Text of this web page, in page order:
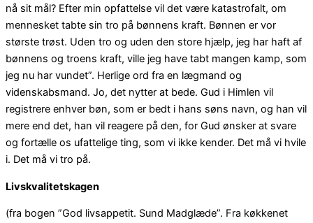
nå sit mål? Efter min opfattelse vil det være katastrofalt, om
mennesket tabte sin tro på bønnens kraft. Bønnen er vor
største trøst. Uden tro og uden den store hjælp, jeg har haft af
bønnens og troens kraft, ville jeg have tabt mangen kamp, som
jeg nu har vundet”. Herlige ord fra en lægmand og
videnskabsmand. Jo, det nytter at bede. Gud i Himlen vil
registrere enhver bøn, som er bedt i hans søns navn, og han vil
mere end det, han vil reagere på den, for Gud ønsker at svare
og fortælle os ufattelige ting, som vi ikke kender. Det må vi hvile
i. Det må vi tro på.
Livskvalitetskagen
(fra bogen ”God livsappetit. Sund Madglæde”. Fra køkkenet